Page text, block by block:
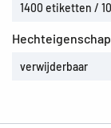
1400 etiketten /
verwijderbaar